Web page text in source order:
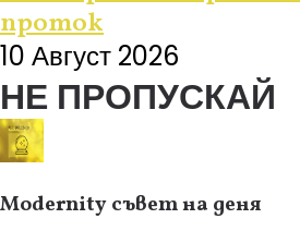
проток
10 Август 2026
НЕ ПРОПУСКАЙ
Modernity съвет на деня